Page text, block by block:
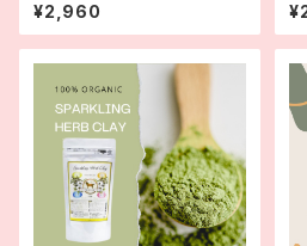
¥2,960